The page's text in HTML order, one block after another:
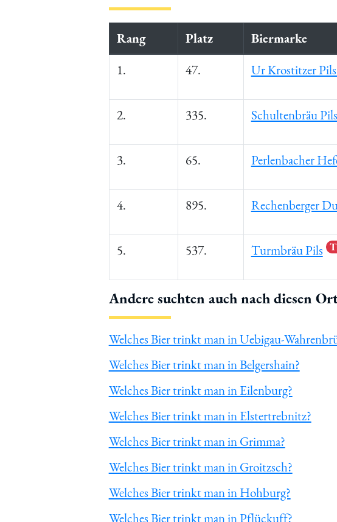
Rang Platz Biermarke
1.
47. Ur Krostitzer
2. 335. Schultenbräu
3. 65. Perlenbacher
4. 895. Rechenberger
5. 537. Turmbräu Pils
Andere suchten auch nach diesen
Welches Bier trinkt man in Uebigau-
Welches Bier trinkt man in Belgershain?
Welches Bier trinkt man in Eilenburg?
Welches Bier trinkt man in Elstertrebnitz?
Welches Bier trinkt man in Grimma?
Welches Bier trinkt man in Groitzsch?
Welches Bier trinkt man in Hohburg?
Welches Bier trinkt man in Pflückuff?